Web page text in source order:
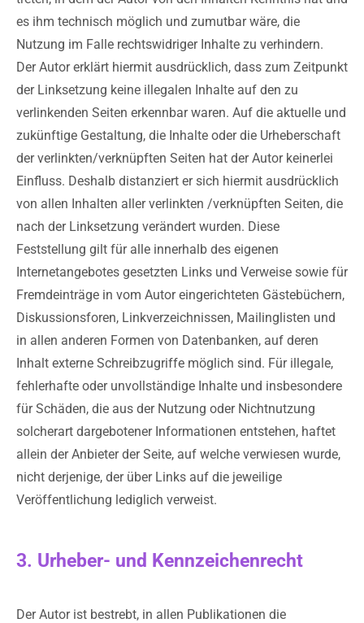
es ihm technisch möglich und zumutbar wäre, die
Nutzung im Falle rechtswidriger Inhalte zu verhindern.
Der Autor erklärt hiermit ausdrücklich, dass zum Zeitpunkt
der Linksetzung keine illegalen Inhalte auf den zu
verlinkenden Seiten erkennbar waren. Auf die aktuelle und
zukünftige Gestaltung, die Inhalte oder die Urheberschaft
der verlinkten/verknüpften Seiten hat der Autor keinerlei
Einfluss. Deshalb distanziert er sich hiermit ausdrücklich
von allen Inhalten aller verlinkten /verknüpften Seiten, die
nach der Linksetzung verändert wurden. Diese
Feststellung gilt für alle innerhalb des eigenen
Internetangebotes gesetzten Links und Verweise sowie für
Fremdeinträge in vom Autor eingerichteten Gästebüchern,
Diskussionsforen, Linkverzeichnissen, Mailinglisten und
in allen anderen Formen von Datenbanken, auf deren
Inhalt externe Schreibzugriffe möglich sind. Für illegale,
fehlerhafte oder unvollständige Inhalte und insbesondere
für Schäden, die aus der Nutzung oder Nichtnutzung
solcherart dargebotener Informationen entstehen, haftet
allein der Anbieter der Seite, auf welche verwiesen wurde,
nicht derjenige, der über Links auf die jeweilige
Veröffentlichung lediglich verweist.
3. Urheber- und Kennzeichenrecht
Der Autor ist bestrebt, in allen Publikationen die